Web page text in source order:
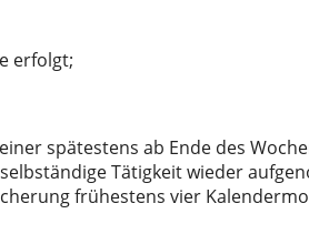
erfolgt;
spätestens ab Ende des
Tätigkeit wieder
frühestens vier